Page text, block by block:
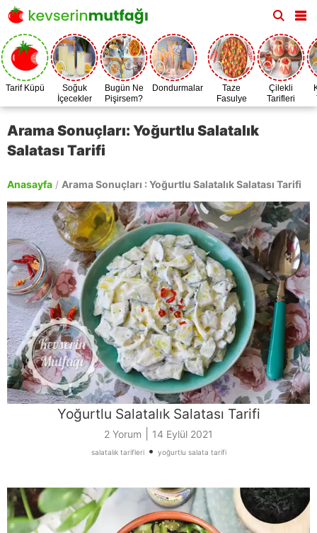
Tarif Küpü
Soğuk
İçecekler
Bugün Ne
Pişirsem?
Dondurmalar
Taze
Fasulye
Zamanı
Çilekli
Tarifleri
Arama Sonuçları: Yoğurtlu Salatalık
Salatası Tarifi
Anasayfa / Arama Sonuçları : Yoğurtlu Salatalık Salatası Tarifi
Yoğurtlu Salatalık Salatası Tarifi
2 Yorum 14 Eylül 2021
salatalık tarifleri• yoğurtlu salata tarifi